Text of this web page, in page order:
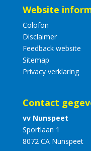
Website
Colofon
Disclaimer
Feedback website
Sitemap
Privacy verklaring
Contact
vv Nunspeet
Sportlaan 1
8072 CA Nunspeet